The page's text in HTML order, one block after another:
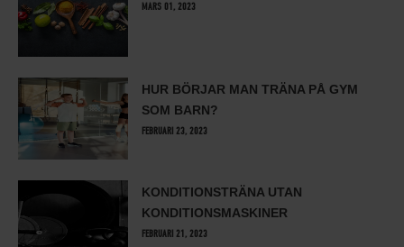
MARS 01, 2023
HUR BÖRJAR MAN TRÄNA PÅ GYM
SOM BARN?
FEBRUARI 23, 2023
KONDITIONSTRÄNA UTAN
KONDITIONSMASKINER
FEBRUARI 21, 2023